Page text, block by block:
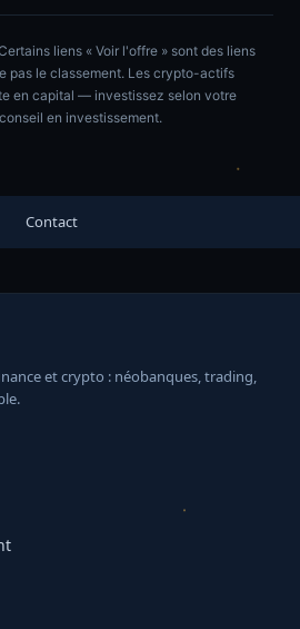
liens « Voir l'offre » sont des liens
pas le classement. Les crypto-actifs
en capital — investissez selon votre
en investissement.
Contact
et crypto : néobanques, trading,